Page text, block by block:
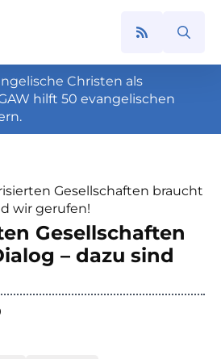
Search
Christen als
hilft 50 evangelischen
Gesellschaften braucht
wir gerufen!
Gesellschaften
– dazu sind